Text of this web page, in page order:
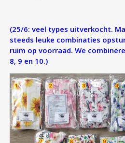
(25/6: veel types uitverkocht.
steeds leuke combinaties
ruim op voorraad. We
8, 9 en 10.)